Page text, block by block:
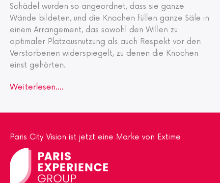
Ortes
Audio
komm
einem
Schädel wurden so angeordnet, dass sie ganze
Wände bildeten, und die Knochen füllen ganze Säle in
einem Arrangement, das sowohl den Willen zu
optimaler Platzausnutzung als auch Respekt vor den
Verstorbenen widerspiegelt, zu denen die Knochen
einst gehörten.
Weiterlesen....
Paris City Vision ist jetzt eine Marke von Extime